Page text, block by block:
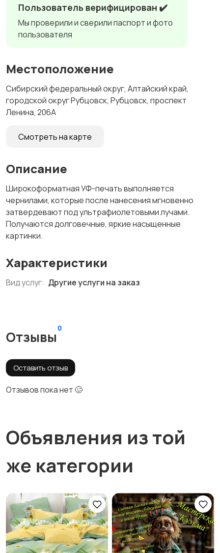
Пользователь верифицирован ✔️
Мы проверили и сверили паспорт и фото
пользователя
Местоположение
Сибирский федеральный округ, Алтайский край,
городской округ Рубцовск, Рубцовск, проспект
Ленина, 206А
Смотреть на карте
Описание
Широкоформатная УФ-печать выполняется
чернилами, которые после нанесения мгновенно
затвердевают под ультрафиолетовыми лучами.
Получаются долговечные, яркие насыщенные
картинки.
Характеристики
Вид услуг: Другие услуги на заказ
Отзывы
0
Оставить отзыв
Отзывов пока нет 🥴
Объявления из той
же категории